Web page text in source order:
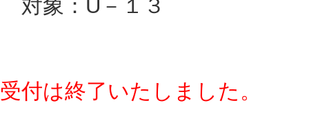
対象：U－１３
受付は終了いたしました。